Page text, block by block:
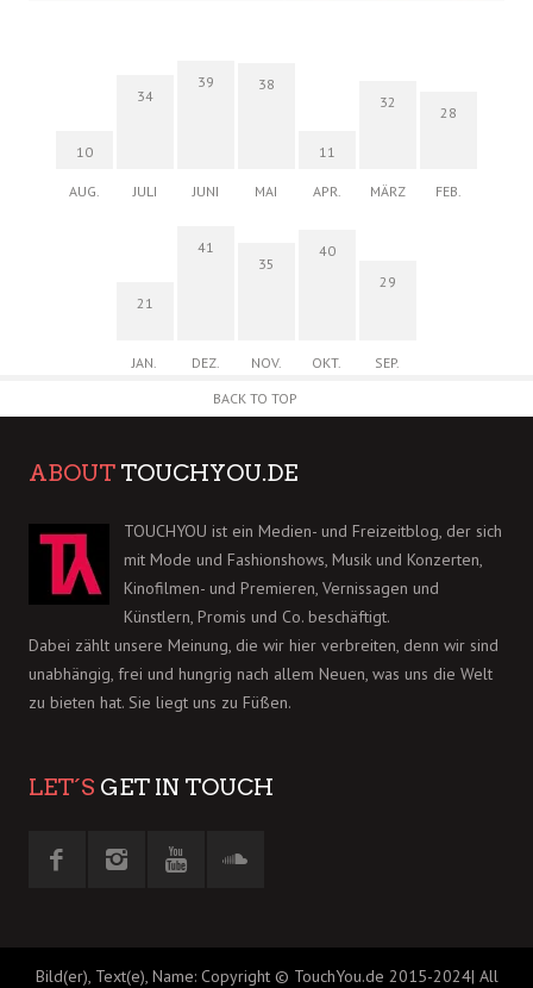
10
AUG.
34
JULI
39
JUNI
38
MAI
11
APR.
32
MÄRZ
28
FEB.
21
JAN.
41
DEZ.
35
NOV.
40
OKT.
29
SEP.
BACK TO TOP
ABOUT TOUCHYOU.DE
TOUCHYOU ist ein Medien- und Freizeitblog, der sich
mit Mode und Fashionshows, Musik und Konzerten,
Kinofilmen- und Premieren, Vernissagen und
Künstlern, Promis und Co. beschäftigt.
Dabei zählt unsere Meinung, die wir hier verbreiten, denn wir sind
unabhängig, frei und hungrig nach allem Neuen, was uns die Welt
zu bieten hat. Sie liegt uns zu Füßen.
LET´S GET IN TOUCH
Bild(er), Text(e), Name: Copyright © TouchYou.de 2015-2024| All